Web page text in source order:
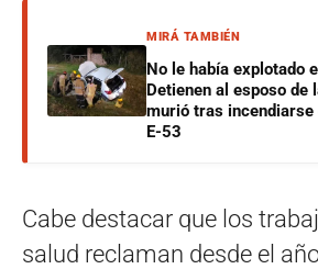
MIRÁ TAMBIÉN
No le había explotado
Detienen al esposo de
murió tras incendiarse
E-53
Cabe destacar que los
salud reclaman desde el